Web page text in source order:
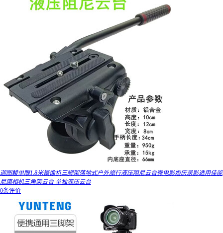
迦图鲮单眼1.8米摄像机三脚架落地式户外旅行液压阻尼云台微电影婚庆录影适用佳能
尼康相机三角架云台 单独液压云台
0条评价